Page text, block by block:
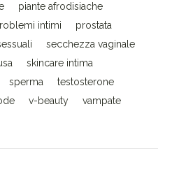
piante afrodisiache
intimi
prostata
secchezza vaginale
skincare intima
sperma
testosterone
v-beauty
vampate